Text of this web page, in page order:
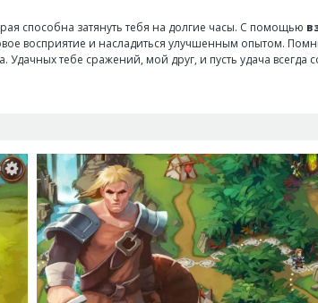
способна затянуть тебя на долгие часы. С помощью
восприятие и насладиться улучшенным опытом.
тебе сражений, мой друг, и пусть удача всегда